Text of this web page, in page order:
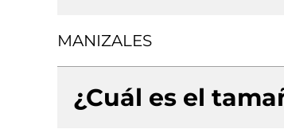
MANIZALES
¿Cuál es el